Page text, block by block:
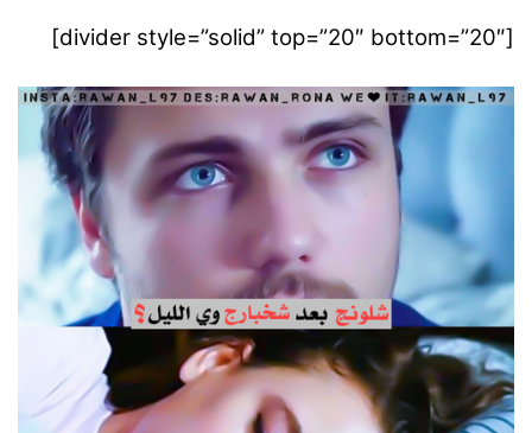
[divider style=”solid” top=”20″ bottom=”20″]